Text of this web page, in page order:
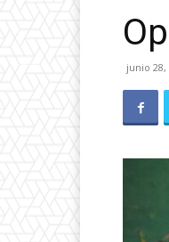
junio 28,